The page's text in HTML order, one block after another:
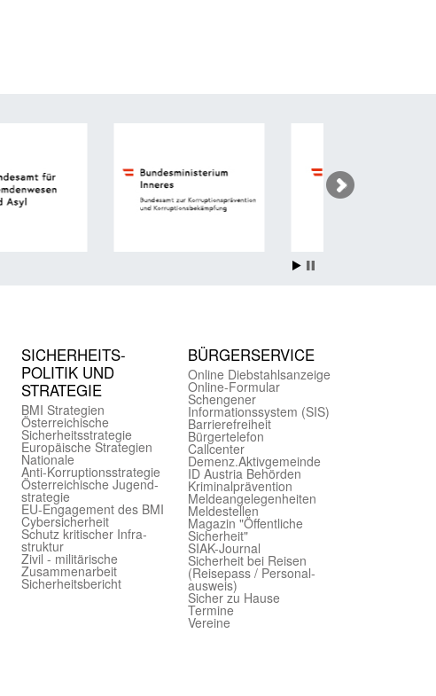
SICHER­HEITS­
POLITIK UND
STRATEGIE
BMI Strategien
Öster­reichische
Sicherheits­strategie
Europäische Strategien
Nationale
Anti-Korruptions­strategie
Öster­reichische Jugend­
strategie
EU-Engagement des BMI
Cybersicherheit
Schutz kritischer Infra­
struktur
Zivil - militärische
Zusammen­arbeit
Sicherheits­bericht
BÜRGER­SERVICE
Online Diebstahls­anzeige
Online-Formular
Schengener
Informationssystem (SIS)
Barriere­freiheit
Bürger­telefon
Call­center
Demenz.Aktiv­gemeinde
ID Austria Behörden
Kriminal­prävention
Melde­an­ge­le­gen­heiten
Meld­estellen
Magazin "Öffentliche
Sicherheit"
SIAK-Journal
Sicherheit bei Reisen
(Reise­pass / Personal­
ausweis)
Sicher zu Hause
Termine
Vereine